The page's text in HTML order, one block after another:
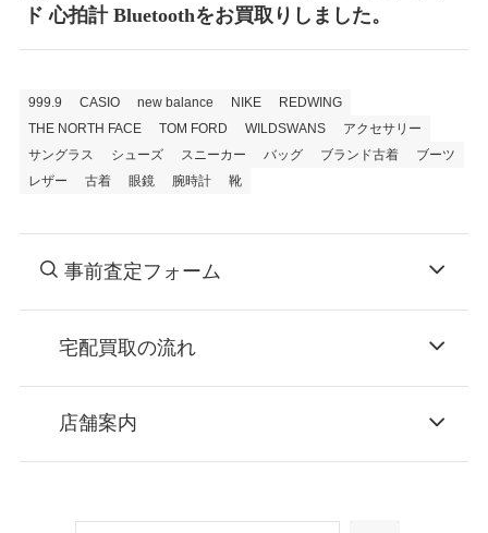
ド 心拍計 Bluetoothをお買取りしました。
999.9 CASIO new balance NIKE
REDWING
THE NORTH FACE
TOM FORD WILDSWANS
アクセサリー
サングラス
シューズ スニーカー バッグ ブランド古着
ブーツ
レザー
古着 眼鏡 腕時計 靴
事前査定フォーム
宅配買取の流れ
お申込み
店舗案内